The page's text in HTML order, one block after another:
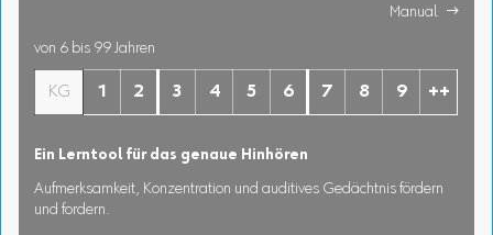
Manual 
von 6 bis 99 Jahren
KG 1 2 3 4 5 6 7 8 9 ++
Ein Lerntool für das genaue Hinhören
Aufmerksamkeit, Konzentration und auditives Gedächtnis fördern
und fordern.